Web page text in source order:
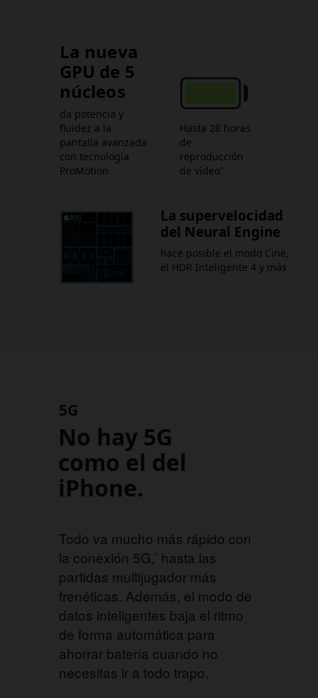
La nueva
GPU de 5
núcleos
da potencia y
fluidez a la
pantalla avanzada
con tecnología
ProMotion
Hasta 28 horas
de
reproducción
de vídeo*
La supervelocidad
del Neural Engine
hace posible el modo Cine,
el HDR Inteligente 4 y más
5G
No hay 5G
como el del
iPhone.
Todo va mucho más rápido con
la conexión 5G, * hasta las
partidas multijugador más
frenéticas. Además, el modo de
datos inteligentes baja el ritmo
de forma automática para
ahorrar batería cuando no
necesitas ir a todo trapo.